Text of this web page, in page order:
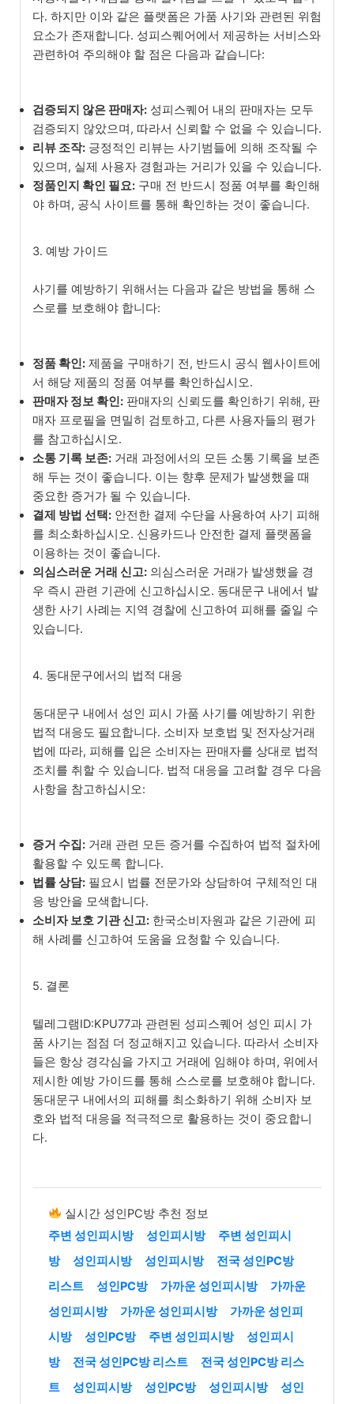
다. 하지만 이와 같은 플랫폼은 가품 사기와 관련된 위험
요소가 존재합니다. 성피스퀘어에서 제공하는 서비스와
관련하여 주의해야 할 점은 다음과 같습니다:
검증되지 않은 판매자: 성피스퀘어 내의 판매자는 모두
검증되지 않았으며, 따라서 신뢰할 수 없을 수 있습니다.
리뷰 조작: 긍정적인 리뷰는 사기범들에 의해 조작될 수
있으며, 실제 사용자 경험과는 거리가 있을 수 있습니다.
정품인지 확인 필요: 구매 전 반드시 정품 여부를 확인해
야 하며, 공식 사이트를 통해 확인하는 것이 좋습니다.
3. 예방 가이드
사기를 예방하기 위해서는 다음과 같은 방법을 통해 스
스로를 보호해야 합니다:
정품 확인: 제품을 구매하기 전, 반드시 공식 웹사이트에
서 해당 제품의 정품 여부를 확인하십시오.
판매자 정보 확인: 판매자의 신뢰도를 확인하기 위해, 판
매자 프로필을 면밀히 검토하고, 다른 사용자들의 평가
를 참고하십시오.
소통 기록 보존: 거래 과정에서의 모든 소통 기록을 보존
해 두는 것이 좋습니다. 이는 향후 문제가 발생했을 때
중요한 증거가 될 수 있습니다.
결제 방법 선택: 안전한 결제 수단을 사용하여 사기 피해
를 최소화하십시오. 신용카드나 안전한 결제 플랫폼을
이용하는 것이 좋습니다.
의심스러운 거래 신고: 의심스러운 거래가 발생했을 경
우 즉시 관련 기관에 신고하십시오. 동대문구 내에서 발
생한 사기 사례는 지역 경찰에 신고하여 피해를 줄일 수
있습니다.
4. 동대문구에서의 법적 대응
동대문구 내에서 성인 피시 가품 사기를 예방하기 위한
법적 대응도 필요합니다. 소비자 보호법 및 전자상거래
법에 따라, 피해를 입은 소비자는 판매자를 상대로 법적
조치를 취할 수 있습니다. 법적 대응을 고려할 경우 다음
사항을 참고하십시오:
증거 수집: 거래 관련 모든 증거를 수집하여 법적 절차에
활용할 수 있도록 합니다.
법률 상담: 필요시 법률 전문가와 상담하여 구체적인 대
응 방안을 모색합니다.
소비자 보호 기관 신고: 한국소비자원과 같은 기관에 피
해 사례를 신고하여 도움을 요청할 수 있습니다.
5. 결론
텔레그램ID:KPU77과 관련된 성피스퀘어 성인 피시 가
품 사기는 점점 더 정교해지고 있습니다. 따라서 소비자
들은 항상 경각심을 가지고 거래에 임해야 하며, 위에서
제시한 예방 가이드를 통해 스스로를 보호해야 합니다.
동대문구 내에서의 피해를 최소화하기 위해 소비자 보
호와 법적 대응을 적극적으로 활용하는 것이 중요합니
다.
실시간 성인PC방 추천 정보
주변 성인피시방
성인피시방
주변 성인피시
방
성인피시방 성인피시방
전국 성인PC방
리스트
성인PC방 가까운 성인피시방
가까운
성인피시방
가까운 성인피시방
가까운 성인피
시방
성인PC방 주변 성인피시방
성인피시
방
전국 성인PC방 리스트
전국 성인PC방 리스
트
성인피시방 성인PC방 성인피시방
성인